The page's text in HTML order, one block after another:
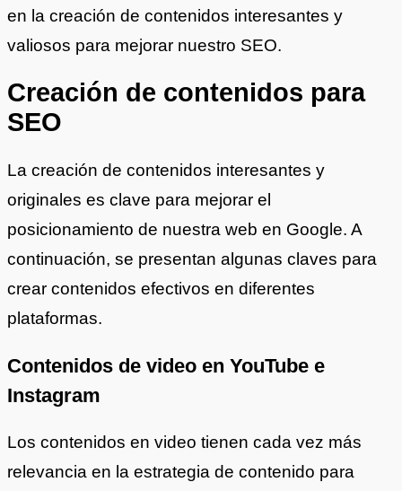
en la creación de contenidos interesantes y
valiosos para mejorar nuestro SEO.
Creación de contenidos para
SEO
La creación de contenidos interesantes y
originales es clave para mejorar el
posicionamiento de nuestra web en Google. A
continuación, se presentan algunas claves para
crear contenidos efectivos en diferentes
plataformas.
Contenidos de video en YouTube e
Instagram
Los contenidos en video tienen cada vez más
relevancia en la estrategia de contenido para